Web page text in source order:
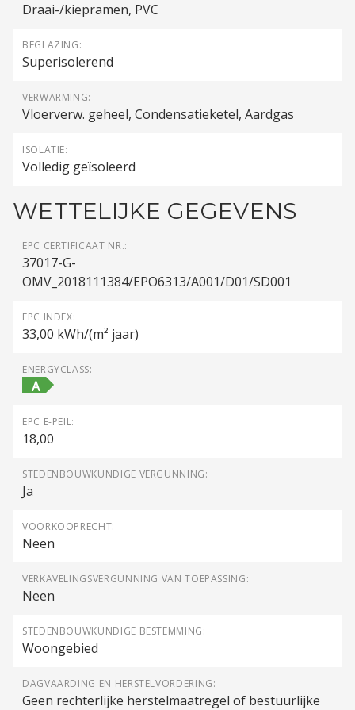
Draai-/kiepramen, PVC
BEGLAZING:
Superisolerend
VERWARMING:
Vloerverw. geheel, Condensatieketel, Aardgas
ISOLATIE:
Volledig geïsoleerd
WETTELIJKE GEGEVENS
EPC CERTIFICAAT NR.:
37017-G-
OMV_2018111384/EPO6313/A001/D01/SD001
EPC INDEX:
33,00 kWh/(m² jaar)
ENERGYCLASS:
A
EPC E-PEIL:
18,00
STEDENBOUWKUNDIGE VERGUNNING:
Ja
VOORKOOPRECHT:
Neen
VERKAVELINGSVERGUNNING VAN TOEPASSING:
Neen
STEDENBOUWKUNDIGE BESTEMMING:
Woongebied
DAGVAARDING EN HERSTELVORDERING:
Geen rechterlijke herstelmaatregel of bestuurlijke